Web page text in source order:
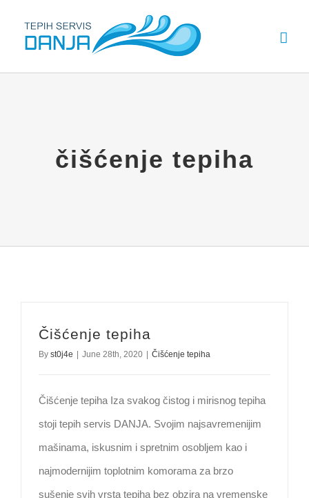
čišćenje tepiha
Čišćenje tepiha
By st0j4e June 28th, 2020 Čišćenje tepiha
Čišćenje tepiha Iza svakog čistog i mirisnog tepiha
stoji tepih servis DANJA. Svojim najsavremenijim
mašinama, iskusnim i spretnim osobljem kao i
najmodernijim toplotnim komorama za brzo
sušenje svih vrsta tepiha bez obzira na vremenske